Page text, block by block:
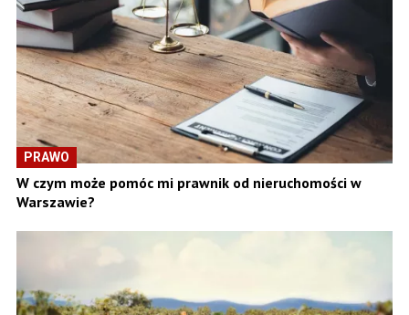
PRAWO
W czym może pomóc mi prawnik od nieruchomości w
Warszawie?